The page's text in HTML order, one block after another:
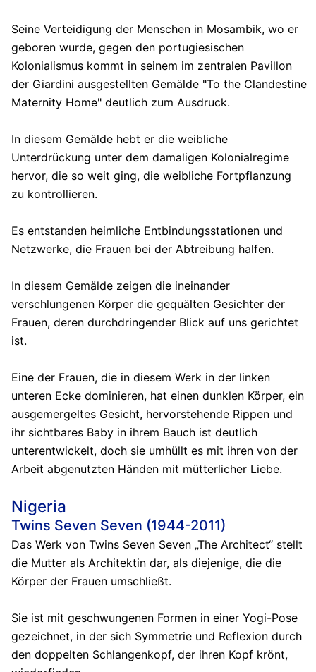
Seine Verteidigung der Menschen in Mosambik, wo er
geboren wurde, gegen den portugiesischen
Kolonialismus kommt in seinem im zentralen Pavillon
der Giardini ausgestellten Gemälde "To the Clandestine
Maternity Home" deutlich zum Ausdruck.
In diesem Gemälde hebt er die weibliche
Unterdrückung unter dem damaligen Kolonialregime
hervor, die so weit ging, die weibliche Fortpflanzung
zu kontrollieren.
Es entstanden heimliche Entbindungsstationen und
Netzwerke, die Frauen bei der Abtreibung halfen.
In diesem Gemälde zeigen die ineinander
verschlungenen Körper die gequälten Gesichter der
Frauen, deren durchdringender Blick auf uns gerichtet
ist.
Eine der Frauen, die in diesem Werk in der linken
unteren Ecke dominieren, hat einen dunklen Körper, ein
ausgemergeltes Gesicht, hervorstehende Rippen und
ihr sichtbares Baby in ihrem Bauch ist deutlich
unterentwickelt, doch sie umhüllt es mit ihren von der
Arbeit abgenutzten Händen mit mütterlicher Liebe.
Nigeria
Twins Seven Seven (1944-2011)
Das Werk von Twins Seven Seven „The Architect“ stellt
die Mutter als Architektin dar, als diejenige, die die
Körper der Frauen umschließt.
Sie ist mit geschwungenen Formen in einer Yogi-Pose
gezeichnet, in der sich Symmetrie und Reflexion durch
den doppelten Schlangenkopf, der ihren Kopf krönt,